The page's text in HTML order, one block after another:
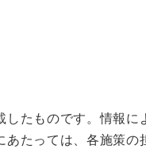
たものです。情報に
たっては、各施策の